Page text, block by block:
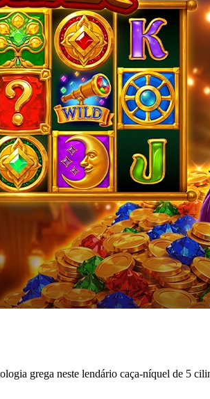
grega neste lendário caça-níquel de 5